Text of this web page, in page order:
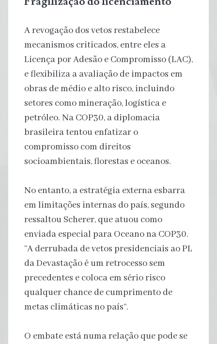
A revogação dos vetos restabelece
mecanismos criticados, entre eles a
Licença por Adesão e Compromisso (LAC),
e flexibiliza a avaliação de impactos em
obras de médio e alto risco, incluindo
setores como mineração, logística e
petróleo. Na COP30, a diplomacia
brasileira tentou enfatizar o
compromisso com direitos
socioambientais, florestas e oceanos.
No entanto, a estratégia externa esbarra
em limitações internas do país, segundo
ressaltou Scherer, que atuou como
enviada especial para Oceano na COP30.
“A derrubada de vetos presidenciais ao PL
da Devastação é um retrocesso sem
precedentes e coloca em sério risco
qualquer chance de cumprimento de
metas climáticas no país”.
O embate está numa relação que pode se